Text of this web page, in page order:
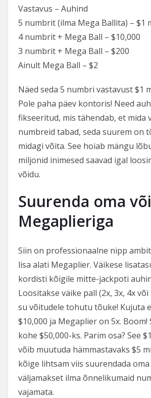
Vastavus – Auhind
5 numbrit (ilma Mega Ballita) – $1
4 numbrit + Mega Ball – $10,000
3 numbrit + Mega Ball – $200
Ainult Mega Ball – $2
Näed seda 5 numbri vastavust $1
Pole paha päev kontoris! Need
fikseeritud, mis tähendab, et mida
numbreid tabad, seda suurem on
midagi võita. See hoiab mängu
miljonid inimesed saavad igal
võidu.
Suurenda oma
Megaplieriga
Siin on professionaalne nipp
lisa alati Megaplier. Väikese
kordisti kõigile mitte-jackpoti
Loositakse väike pall (2x, 3x, 4x
su võitudele tohutu tõuke! Kujuta
$10,000 ja Megaplier on 5x. Boom!
kohe $50,000-ks. Parim osa? See
võib muutuda hämmastavaks $5
kõige lihtsam viis suurendada
väljamakset ilma õnnelikumaid
vajamata.